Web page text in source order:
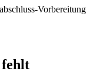
Vorbereitung